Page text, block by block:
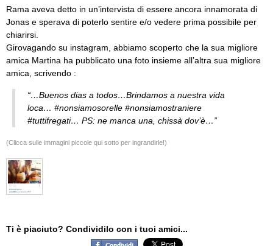
Rama aveva detto in un’intervista di essere ancora innamorata di
Jonas e sperava di poterlo sentire e/o vedere prima possibile per
chiarirsi.
Girovagando su instagram, abbiamo scoperto che la sua migliore
amica Martina ha pubblicato una foto insieme all’altra sua migliore
amica, scrivendo :
“…Buenos dias a todos…Brindamos a nuestra vida
loca… #nonsiamosorelle #nonsiamostraniere
#tuttifregati… PS: ne manca una, chissà dov’è…”
(Clicca sulle immagini piccole qui sotto per ingrandirle!)
Ti è piaciuto? Condividilo con i tuoi amici...